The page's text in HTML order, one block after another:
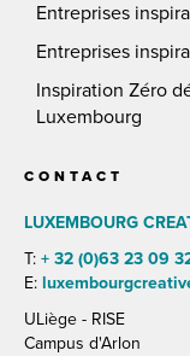
Entreprises
Entreprises
Inspiration Zéro
Luxembourg
CONTACT
LUXEMBOURG
T: + 32 (0)63 23 09
E:
ULiège - RISE
Campus d'Arlon